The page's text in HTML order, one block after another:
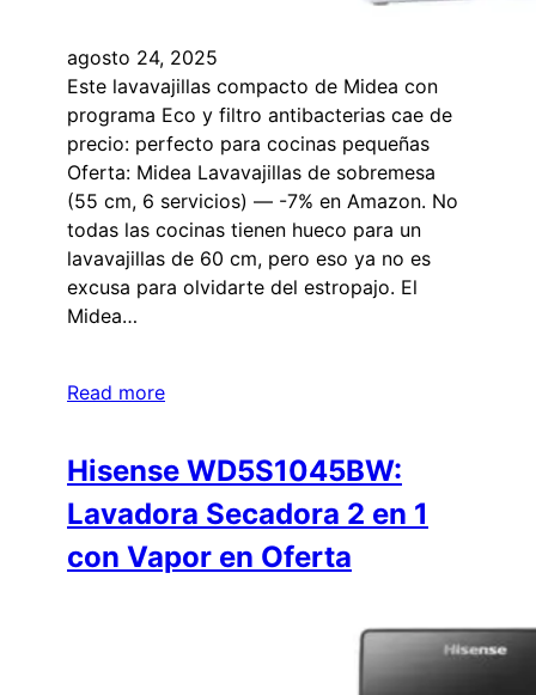
agosto 24, 2025
Este lavavajillas compacto de Midea con
programa Eco y filtro antibacterias cae de
precio: perfecto para cocinas pequeñas
Oferta: Midea Lavavajillas de sobremesa
(55 cm, 6 servicios) — -7% en Amazon. No
todas las cocinas tienen hueco para un
lavavajillas de 60 cm, pero eso ya no es
excusa para olvidarte del estropajo. El
Midea…
Read more
Hisense WD5S1045BW:
Lavadora Secadora 2 en 1
con Vapor en Oferta